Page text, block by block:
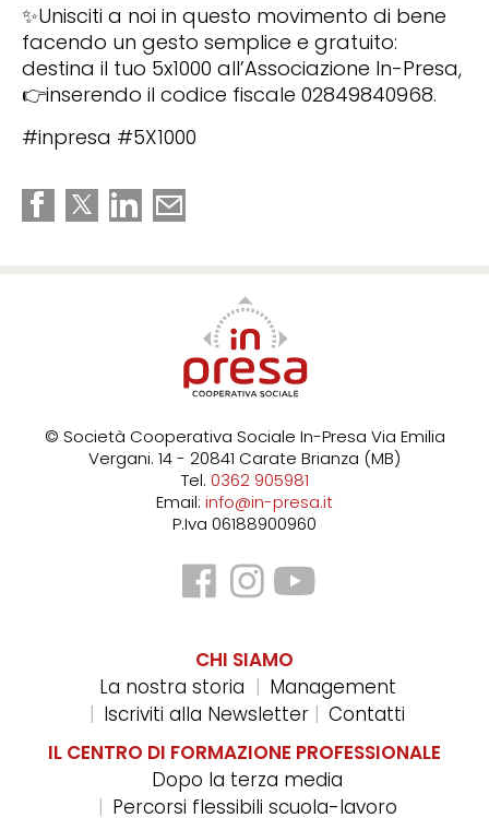
✨Unisciti a noi in questo movimento di bene
facendo un gesto semplice e gratuito:
destina il tuo 5x1000 all’Associazione In-Presa,
👉inserendo il codice fiscale 02849840968.
#inpresa #5X1000
© Società Cooperativa Sociale In-Presa Via Emilia
Vergani. 14 - 20841 Carate Brianza (MB)
Tel. 0362 905981
Email: info@in-presa.it
P.Iva 06188900960
CHI SIAMO
La nostra storia
Management
Iscriviti alla Newsletter
Contatti
IL CENTRO DI FORMAZIONE PROFESSIONALE
Dopo la terza media
Percorsi flessibili scuola-lavoro